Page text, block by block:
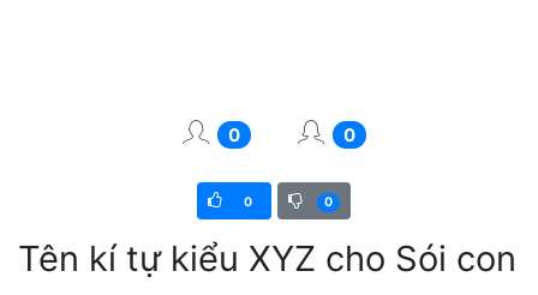
0 0
0 0
Tên kí tự kiểu XYZ cho Sói con